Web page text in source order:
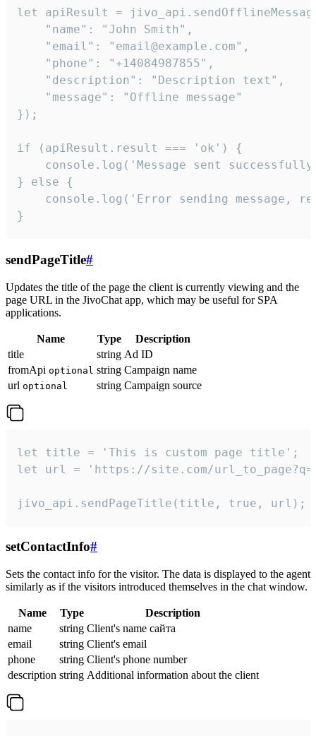
let apiResult =
    "name": "John Smith",
    "email": "email@example.com",
    "phone": "+14084987855",
    "description": "Description text",
    "message": "Offline message"
});
if (apiResult.result === 'ok') {
console.log('Message sent
} else {
console.log('Error sending message,
}
sendPageTitle#
Updates the title of the page the client is currently viewing and the
page URL in the JivoChat app, which may be useful for SPA
applications.
Name Type
Description
title
string Ad ID
fromApi optional string Campaign name
url optional string Campaign source
let title = 'This is custom page title';
let url = 'https://site.com/
jivo_api.sendPageTitle(title, true, url);
setContactInfo#
Sets the contact info for the visitor. The data is displayed to the agent
similarly as if the visitors introduced themselves in the chat window.
Name Type
Description
name
string Client's name сайта
email
string Client's email
phone
string Client's phone number
description string Additional information about the client